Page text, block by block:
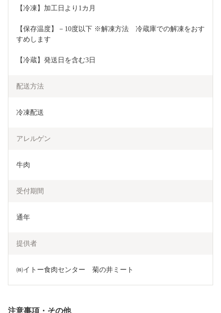
【冷凍】加工日より1カ月
【保存温度】－10度以下 ※解凍方法　冷蔵庫での解凍をおす
すめします
【冷蔵】発送日を含む3日
配送方法
冷凍配送
アレルゲン
牛肉
受付期間
通年
提供者
㈱イトー食肉センター　菊の井ミート
注意事項・その他